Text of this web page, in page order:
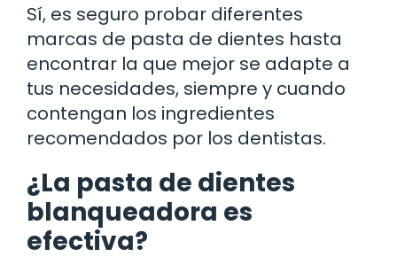
Sí, es seguro probar diferentes
marcas de pasta de dientes hasta
encontrar la que mejor se adapte a
tus necesidades, siempre y cuando
contengan los ingredientes
recomendados por los dentistas.
¿La pasta de dientes
blanqueadora es
efectiva?